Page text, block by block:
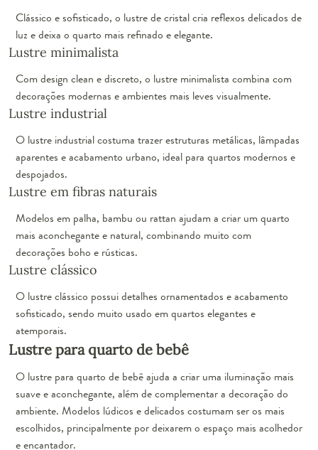
Clássico e sofisticado, o lustre de cristal cria reflexos delicados de
luz e deixa o quarto mais refinado e elegante.
Lustre minimalista
Com design clean e discreto, o lustre minimalista combina com
decorações modernas e ambientes mais leves visualmente.
Lustre industrial
O lustre industrial costuma trazer estruturas metálicas, lâmpadas
aparentes e acabamento urbano, ideal para quartos modernos e
despojados.
Lustre em fibras naturais
Modelos em palha, bambu ou rattan ajudam a criar um quarto
mais aconchegante e natural, combinando muito com
decorações boho e rústicas.
Lustre clássico
O lustre clássico possui detalhes ornamentados e acabamento
sofisticado, sendo muito usado em quartos elegantes e
atemporais.
Lustre para quarto de bebê
O lustre para quarto de bebê ajuda a criar uma iluminação mais
suave e aconchegante, além de complementar a decoração do
ambiente. Modelos lúdicos e delicados costumam ser os mais
escolhidos, principalmente por deixarem o espaço mais acolhedor
e encantador.